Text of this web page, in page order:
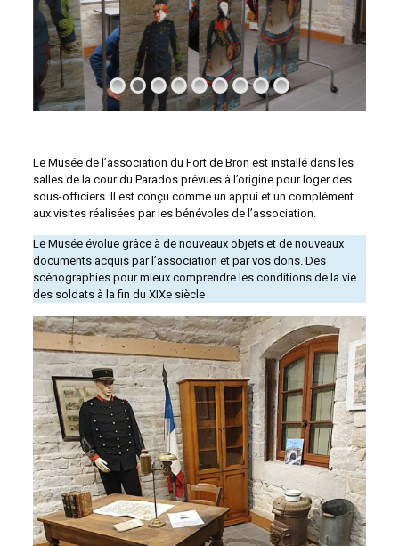
Le Musée de l’association du Fort de Bron est installé dans les
salles de la cour du Parados prévues à l’origine pour loger des
sous-officiers. Il est conçu comme un appui et un complément
aux visites réalisées par les bénévoles de l’association.
Le Musée évolue grâce à de nouveaux objets et de nouveaux
documents acquis par l’association et par vos dons. Des
scénographies pour mieux comprendre les conditions de la vie
des soldats à la fin du XIXe siècle